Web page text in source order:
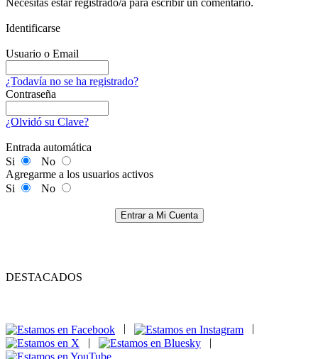
Necesitas estar registrado/a para escribir un comentario.
Identificarse
Usuario o Email
¿Todavía no se ha registrado?
Contraseña
¿Olvidó su Clave?
Entrada automática
Si
No
Agregarme a los usuarios activos
Si
No
Entrar a Mi Cuenta
DESTACADOS
|
|